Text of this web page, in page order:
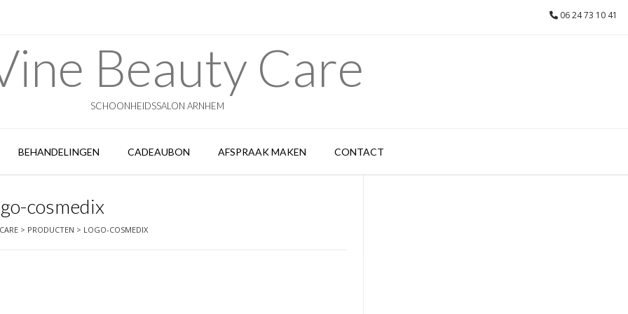
06 24 73 10 41
Beauty Care
SCHOONHEIDSSALON ARNHEM
BEHANDELINGEN CADEAUBON AFSPRAAK MAKEN CONTACT
cosmedix
> PRODUCTEN > LOGO-COSMEDIX